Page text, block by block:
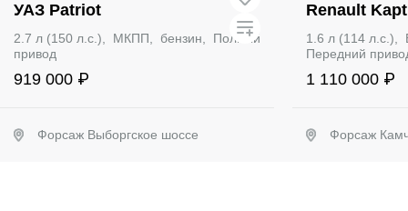
УАЗ Patriot
2.7 л (150 л.с.), МКПП, бензин, Полный
привод
919 000 ₽
Форсаж Выборгское шоссе
Renault
1.6 л (114 л.с.),
Передний
1 110 000 ₽
Форсаж